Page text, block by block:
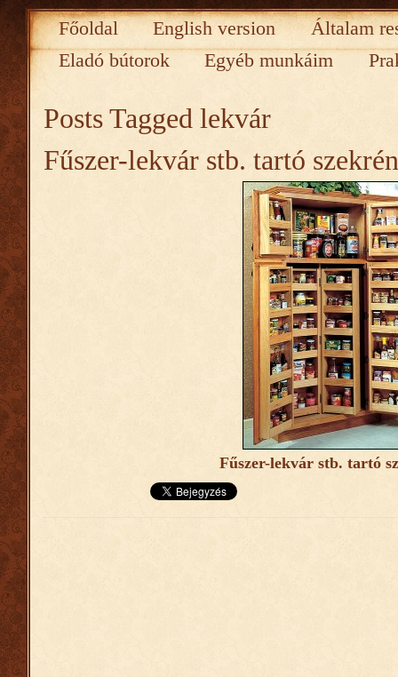
Főoldal English version
Általam
Eladó bútorok
Egyéb munkáim
Posts Tagged lekvár
Fűszer-lekvár stb. tartó
Fűszer-lekvár stb. tartó